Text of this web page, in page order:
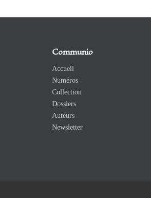
Communio
Accueil
Numéros
Collection
Dossiers
Auteurs
Newsletter